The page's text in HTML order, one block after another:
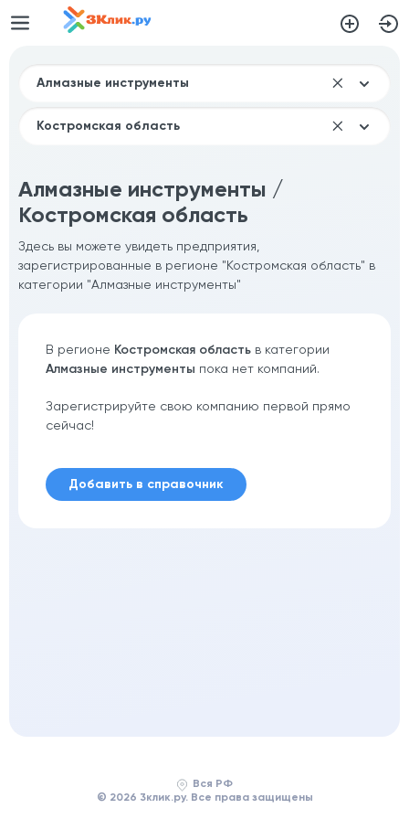
Алмазные инструменты /
Костромская область
Здесь вы можете увидеть предприятия,
зарегистрированные в регионе "Костромская область" в
категории "Алмазные инструменты"
В регионе Костромская область в категории
Алмазные инструменты пока нет компаний.
Зарегистрируйте свою компанию первой прямо
сейчас!
Добавить в справочник
Вся РФ
© 2026 3клик.ру. Все права защищены